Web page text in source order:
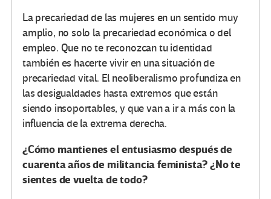
La precariedad de las mujeres en un sentido muy
amplio, no solo la precariedad económica o del
empleo. Que no te reconozcan tu identidad
también es hacerte vivir en una situación de
precariedad vital. El neoliberalismo profundiza en
las desigualdades hasta extremos que están
siendo insoportables, y que van a ir a más con la
influencia de la extrema derecha.
¿Cómo mantienes el entusiasmo después de
cuarenta años de militancia feminista? ¿No te
sientes de vuelta de todo?